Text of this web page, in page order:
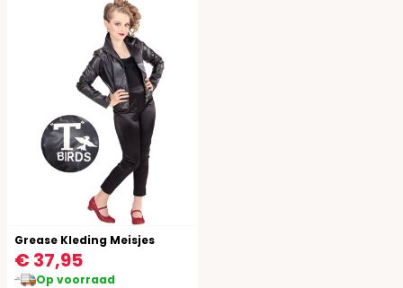
Grease Kleding Meisjes
€ 37,95
Op voorraad